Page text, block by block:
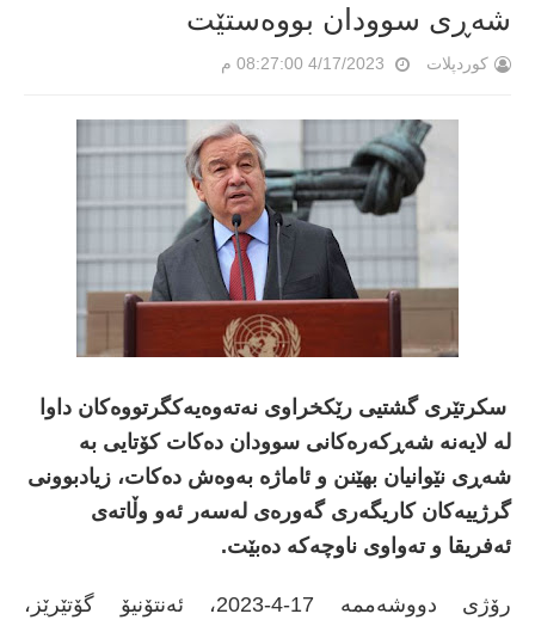
شەڕی سوودان بووەستێت
کوردپلات 4/17/2023 08:27:00 م
سکرتێری گشتیی رێکخراوی نەتەوەیەکگرتووەکان داوا
لە لایەنە شەڕکەرەکانی سوودان دەکات کۆتایی بە
شەڕی نێوانیان بهێنن و ئاماژە بەوەش دەکات، زیادبوونی
گرژییەکان کاریگەری گەورەی لەسەر ئەو وڵاتەی
ئەفریقا و تەواوی ناوچەکە دەبێت.
رۆژی دووشەممە 17-4-2023، ئەنتۆنیۆ گۆتێرێز،